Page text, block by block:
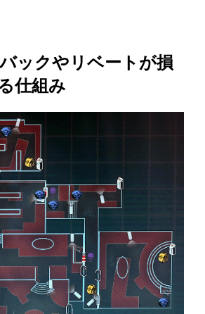
ックやリベートが損
仕組み